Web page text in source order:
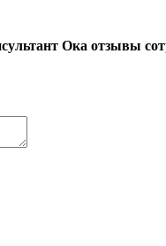
Ока отзывы